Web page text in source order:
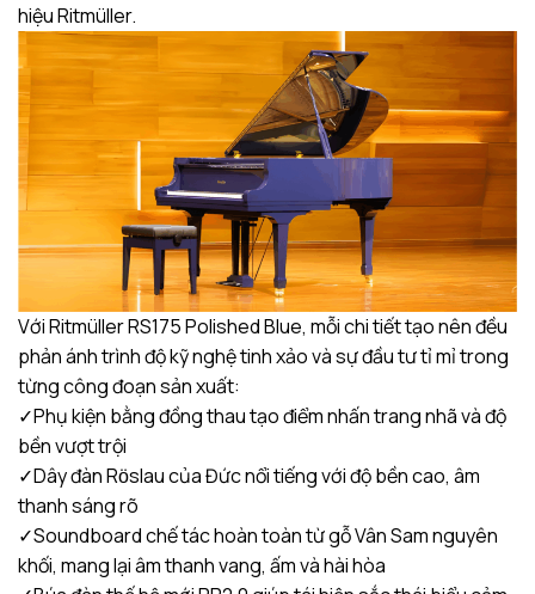
hiệu Ritmüller.
Với Ritmüller RS175 Polished Blue, mỗi chi tiết tạo nên đều
phản ánh trình độ kỹ nghệ tinh xảo và sự đầu tư tỉ mỉ trong
từng công đoạn sản xuất:
✓Phụ kiện bằng đồng thau tạo điểm nhấn trang nhã và độ
bền vượt trội
✓Dây đàn Rӧslau của Đức nổi tiếng với độ bền cao, âm
thanh sáng rõ
✓Soundboard chế tác hoàn toàn từ gỗ Vân Sam nguyên
khối, mang lại âm thanh vang, ấm và hài hòa